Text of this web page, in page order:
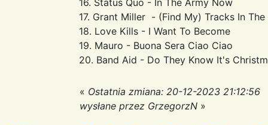
17. Grant Miller - (Find My) Tracks In The
18. Love Kills - I Want To Become
19. Mauro - Buona Sera Ciao Ciao
20. Band Aid - Do They Know It's
« Ostatnia zmiana: 20-12-2023 21:12:56
wysłane przez GrzegorzN »